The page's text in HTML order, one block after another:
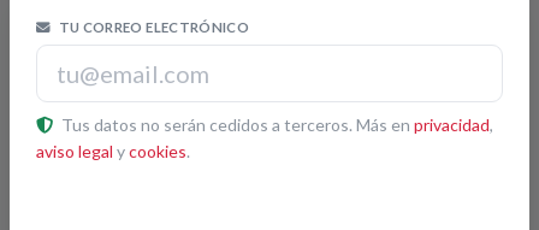
Perfiles Profesionales 23/10/2022
El perfil profesional define las habilidades y capacidades
necesarias para ejercer una profesión. Aunque el
ilusionismo no está reconocido específicamente en la
TU CORREO ELECTRÓNICO
Tus datos no serán cedidos a terceros. Más en privacidad,
aviso legal ycookies.